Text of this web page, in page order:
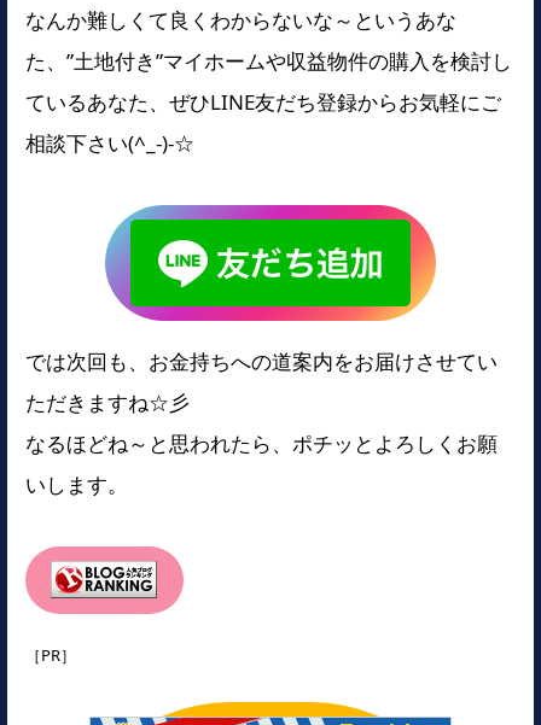
なんか難しくて良くわからないな～というあな
た、”土地付き”マイホームや収益物件の購入を検討し
ているあなた、ぜひLINE友だち登録からお気軽にご
相談下さい(^_-)-☆
では次回も、お金持ちへの道案内をお届けさせてい
ただきますね☆彡
なるほどね～と思われたら、ポチッとよろしくお願
いします。
［PR］